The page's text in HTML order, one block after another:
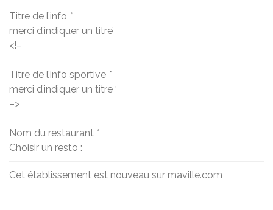
Titre de l’info *
merci d’indiquer un titre’
<!–
Titre de l’info sportive *
merci d’indiquer un titre ‘
–>
Nom du restaurant *
Choisir un resto :
Cet établissement est nouveau sur maville.com